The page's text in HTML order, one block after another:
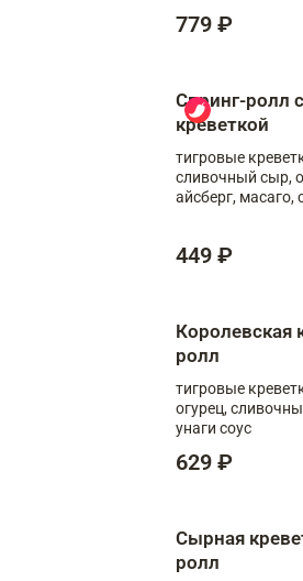
779 ₽
Спринг-ролл с
креветкой
тигровые
сливочный сыр,
айсберг, масаго,
449 ₽
Королевская
ролл
тигровые
огурец,
унаги соус
629 ₽
Сырная
ролл